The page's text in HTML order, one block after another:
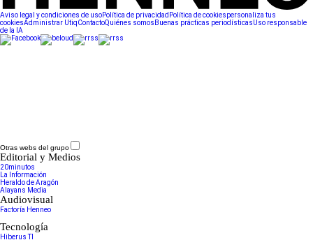
Aviso legal y condiciones de usoPolítica de privacidad Política de cookiespersonaliza tus
cookiesAdministrar UtiqContactoQuiénes somos Buenas prácticas periodísticasUso responsable
de la IA
Otras webs del grupo
Editorial y Medios
20minutos
La Información
Heraldo de Aragón
Alayans Media
Audiovisual
Factoría Henneo
Tecnología
Hiberus TI